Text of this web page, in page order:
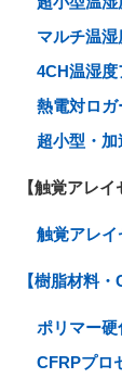
マルチ温
4CH温湿
熱電対ロ
超小型・
【触覚アレイ
触覚アレ
【樹脂材料
ポリマー硬
CFRPプロ